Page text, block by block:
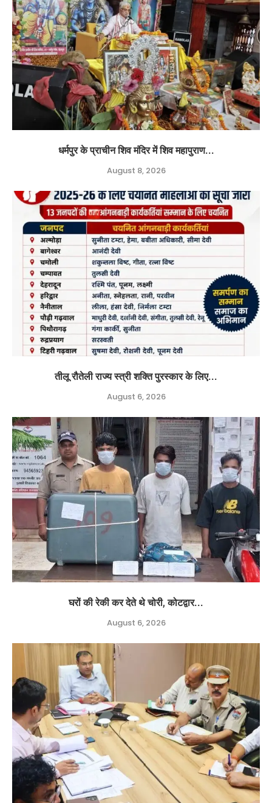
धर्मपुर के प्राचीन शिव मंदिर में शिव महापुराण...
August 8, 2026
तीलू रौतेली राज्य स्त्री शक्ति पुरस्कार के लिए...
August 6, 2026
घरों की रेकी कर देते थे चोरी, कोटद्वार...
August 6, 2026